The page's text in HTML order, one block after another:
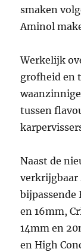
smaken
Aminol
Werkelijk
grofheid en
tussen
Naast de
verkrijgbaar
bijpassende
en 16mm,
14mm en
en High